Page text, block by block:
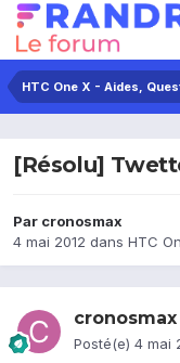
HTC One X - Aides,
[Résolu]
Par cronosmax
4 mai 2012 dans HTC
cronosmax
Posté(e) 4 mai